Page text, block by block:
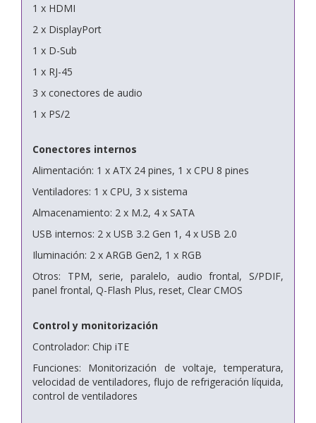
1 x HDMI
2 x DisplayPort
1 x D-Sub
1 x RJ-45
3 x conectores de audio
1 x PS/2
Conectores internos
Alimentación: 1 x ATX 24 pines, 1 x CPU 8 pines
Ventiladores: 1 x CPU, 3 x sistema
Almacenamiento: 2 x M.2, 4 x SATA
USB internos: 2 x USB 3.2 Gen 1, 4 x USB 2.0
Iluminación: 2 x ARGB Gen2, 1 x RGB
Otros: TPM, serie, paralelo, audio frontal, S/PDIF,
panel frontal, Q-Flash Plus, reset, Clear CMOS
Control y monitorización
Controlador: Chip iTE
Funciones: Monitorización de voltaje, temperatura,
velocidad de ventiladores, flujo de refrigeración líquida,
control de ventiladores